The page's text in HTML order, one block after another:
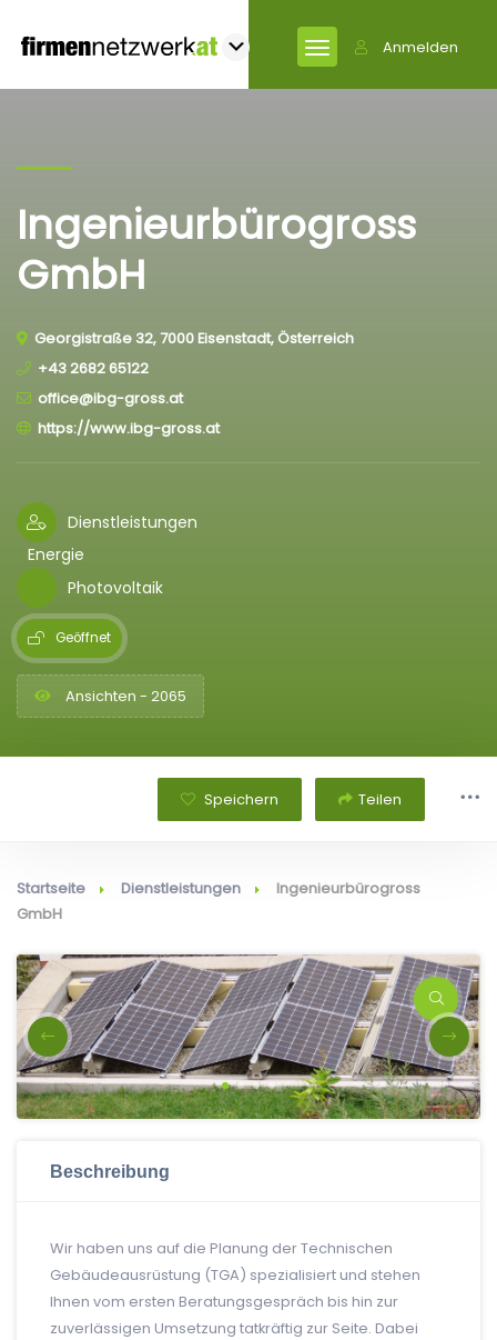
Anmelden
Ingenieurbürogross
GmbH
Georgistraße 32, 7000 Eisenstadt, Österreich
+43 2682 65122
office@ibg-gross.at
https://www.ibg-gross.at
Dienstleistungen
Energie
Photovoltaik
Geöffnet
Ansichten - 2065
Speichern Teilen
Startseite Dienstleistungen
Ingenieurbürogross
GmbH
Beschreibung
Wir haben uns auf die Planung der Technischen
Gebäudeausrüstung (TGA) spezialisiert und stehen
Ihnen vom ersten Beratungsgespräch bis hin zur
zuverlässigen Umsetzung tatkräftig zur Seite. Dabei